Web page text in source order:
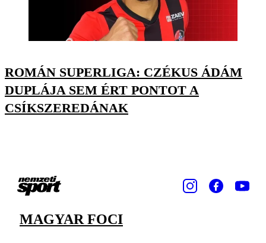
ROMÁN SUPERLIGA: CZÉKUS ÁDÁM
DUPLÁJA SEM ÉRT PONTOT A
CSÍKSZEREDÁNAK
MAGYAR FOCI